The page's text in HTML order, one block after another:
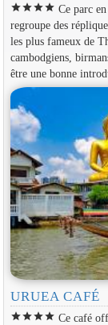
starstarstarstar Ce parc
regroupe des
les plus fameux de
cambodgiens,
être une bonne
URUEA CAFÉ
starstarstarstar Ce café